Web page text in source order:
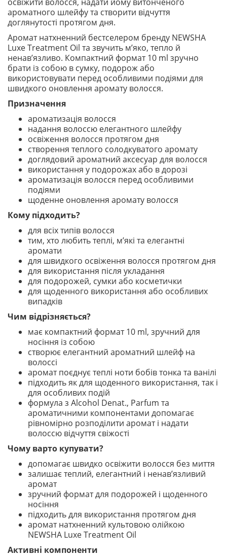
ароматного шлейфу та створити відчуття
доглянутості протягом дня.
Аромат натхненний бестселером бренду NEWSHA
Luxe Treatment Oil та звучить м’яко, тепло й
ненав’язливо. Компактний формат 10 ml зручно
брати із собою в сумку, подорож або
використовувати перед особливими подіями для
швидкого оновлення аромату волосся.
Призначення
ароматизація волосся
надання волоссю елегантного шлейфу
освіження волосся протягом дня
створення теплого солодкуватого аромату
доглядовий ароматний аксесуар для волосся
використання у подорожах або в дорозі
ароматизація волосся перед особливими
подіями
щоденне оновлення аромату волосся
Кому підходить?
для всіх типів волосся
тим, хто любить теплі, м’які та елегантні
аромати
для швидкого освіження волосся протягом дня
для використання після укладання
для подорожей, сумки або косметички
для щоденного використання або особливих
випадків
Чим відрізняється?
має компактний формат 10 ml, зручний для
носіння із собою
створює елегантний ароматний шлейф на
волоссі
аромат поєднує теплі ноти бобів тонка та ванілі
підходить як для щоденного використання, так і
для особливих подій
формула з Alcohol Denat., Parfum та
ароматичними компонентами допомагає
рівномірно розподілити аромат і надати
волоссю відчуття свіжості
Чому варто купувати?
допомагає швидко освіжити волосся без миття
залишає теплий, елегантний і ненав’язливий
аромат
зручний формат для подорожей і щоденного
носіння
підходить для використання протягом дня
аромат натхненний культовою олійкою
NEWSHA Luxe Treatment Oil
Активні компоненти